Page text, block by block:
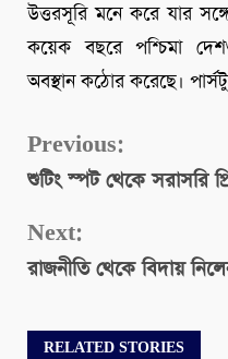
উত্তরসূরি মনে করে যার
কয়েক বছরে পশ্চিমা
অবস্থান কঠোর করেছে।
Continue
Reading
Previous:
শুটিং স্পট থেকে সরাসরি
Next:
রাজনীতি থেকে বিদায়
RELATED STORIES